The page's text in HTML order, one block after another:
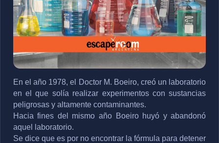
En el año 1978, el Doctor M. Boeiro, creó un laboratorio
en el que solía realizar experimentos con sustancias
peligrosas y altamente contaminantes.
Hacia fines del mismo año Boeiro huyó y abandonó
aquel laboratorio.
Se dice que es por no encontrar la fórmula para detener